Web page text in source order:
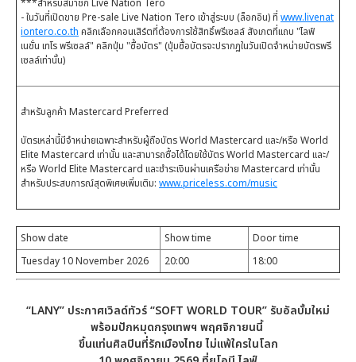
***สำหรับสมาชิก Live Nation Tero
- ในวันที่เปิดขาย Pre-sale Live Nation Tero เข้าสู่ระบบ (ล็อกอิน) ที่ www.livenat
iontero.co.th คลิกเลือกคอนเสิร์ตที่ต้องการใช้สิทธิ์พรีเซลล์ สังเกตที่แถบ "ไลฟ์
เนชั่น เทโร พรีเซลล์" คลิกปุ่ม "ซื้อบัตร" (ปุ่มซื้อบัตรจะปรากฏในวันเปิดจำหน่ายบัตรพรี
เซลล์เท่านั้น)
สำหรับลูกค้า Mastercard Preferred
บัตรเหล่านี้มีจำหน่ายเฉพาะสำหรับผู้ถือบัตร World Mastercard และ/หรือ World
Elite Mastercard เท่านั้น และสามารถซื้อได้โดยใช้บัตร World Mastercard และ/
หรือ World Elite Mastercard และชำระเงินผ่านเครือข่าย Mastercard เท่านั้น
สำหรับประสบการณ์สุดพิเศษเพิ่มเติม: www.priceless.com/music
Show date Show time
Door time
Tuesday 10 November 2026
20:00 18:00
“LANY” ประกาศเวิลด์ทัวร์ “SOFT WORLD TOUR” รับอัลบั้มใหม่
พร้อมปักหมุดกรุงเทพฯ พฤศจิกายนนี้
ขึ้นแท่นศิลปินที่รักเมืองไทย ไม่แพ้ใครในโลก